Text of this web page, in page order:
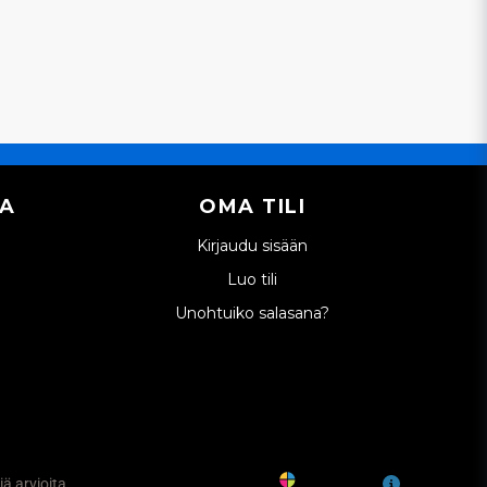
OMA TILI
Kirjaudu sisään
Luo tili
Unohtuiko salasana?